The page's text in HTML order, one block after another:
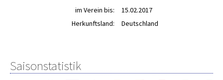
im Verein bis:
15.02.2017
Herkunftsland:
Deutschland
Saisonstatistik